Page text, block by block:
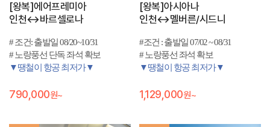
[왕복]에어프레미아
인천↔바르셀로나
# 조건: 출발일 08/20~10/31
# 노랑풍선 단독 좌석 확보
▼땡철이 항공 최저가▼
790,000원~
[왕복]아시아나
인천↔멜버른/시드니
#조건 : 출발일 07/02 ~ 08/31
# 노랑풍선 좌석 확보
▼땡철이 항공 최저가▼
1,129,000원~